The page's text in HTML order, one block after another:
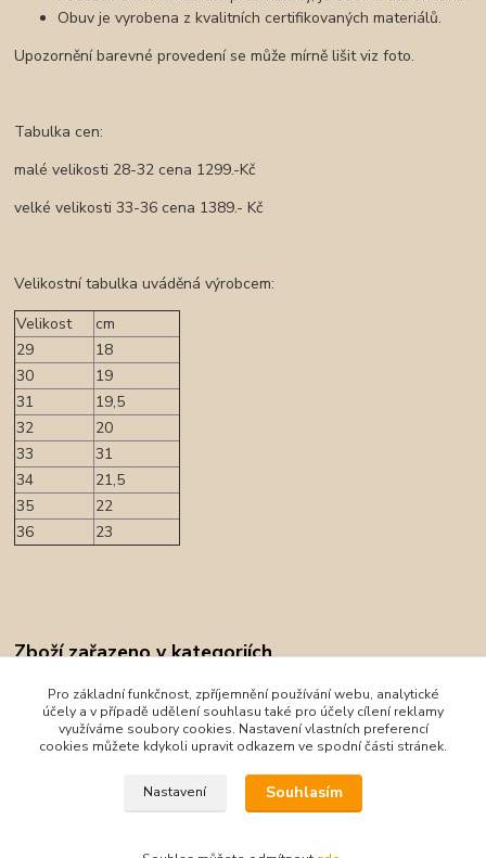
Obuv je vyrobena z kvalitních certifikovaných materiálů.
Upozornění barevné provedení se může mírně lišit viz foto.
Tabulka cen:
malé velikosti 28-32 cena 1299.-Kč
velké velikosti 33-36 cena 1389.- Kč
Velikostní tabulka uváděná výrobcem:
Velikost
cm
29
18
30
19
31
19,5
32
20
33
31
34
21,5
35
22
36
23
Zboží zařazeno v kategoriích
Obuv
Sandály
Pro základní funkčnost, zpříjemnění používání webu, analytické
účely a v případě udělení souhlasu také pro účely cílení reklamy
využíváme soubory cookies. Nastavení vlastních preferencí
cookies můžete kdykoli upravit odkazem ve spodní části stránek.
Nastavení Souhlasím